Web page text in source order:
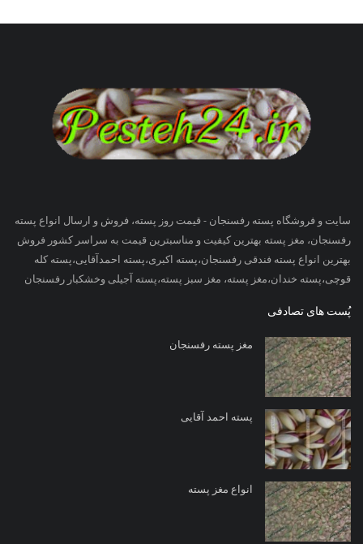
سایت و فروشگاه پسته رفسنجان - قیمت روز پسته، فروش و ارسال انواع پسته
رفسنجان، مغز پسته بهترین کیفیت و مناسبترین قیمت به سراسر کشور فروش
بهترین انواع پسته فندقی رفسنجان،پسته اکبری،پسته احمدآقایی،پسته کله
قوچی،پسته خندان،مغز پسته، مغز سبز پسته،پسته آجیلی وخشکبار رفسنجان
پُست های تصادفی
مغز پسته رفسنجان
پسته احمد آقایی
انواع مغز پسته